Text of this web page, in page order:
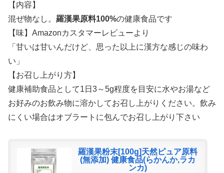
【内容】
混ぜ物なし。 羅漢果原料100%の健康食品です
【味】Amazonカスタマーレビューより
「甘いは甘いんだけど、思った以上に漢方な感じの味わ
い」
【お召し上がり方】
健康補助食品として1日3～5g程度を目安に水やお湯など
お好みのお飲み物に溶かしてお召し上がりください。飲み
にくい場合はオブラートに包んでお召し上がり下さい
羅漢果粉末[100g]天然ピュア原料
(無添加) 健康食品(らかんか,ラカ
ンカ)